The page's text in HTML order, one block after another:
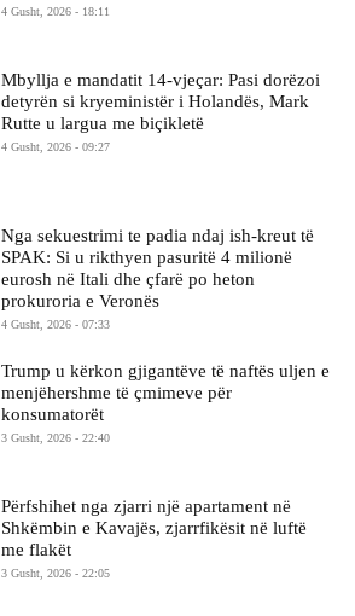
4 Gusht, 2026 - 18:11
Mbyllja e mandatit 14-vjeçar: Pasi dorëzoi
detyrën si kryeministër i Holandës, Mark
Rutte u largua me biçikletë
4 Gusht, 2026 - 09:27
Nga sekuestrimi te padia ndaj ish-kreut të
SPAK: Si u rikthyen pasuritë 4 milionë
eurosh në Itali dhe çfarë po heton
prokuroria e Veronës
4 Gusht, 2026 - 07:33
Trump u kërkon gjigantëve të naftës uljen e
menjëhershme të çmimeve për
konsumatorët
3 Gusht, 2026 - 22:40
Përfshihet nga zjarri një apartament në
Shkëmbin e Kavajës, zjarrfikësit në luftë
me flakët
3 Gusht, 2026 - 22:05